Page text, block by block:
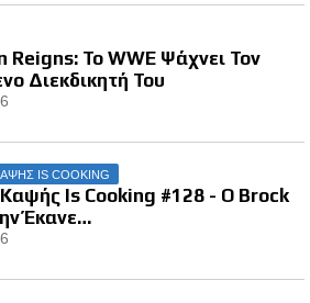
Reigns: Το WWE Ψάχνει Τον
Διεκδικητή Του
IS COOKING
Is Cooking #128 - Ο Brock
Έκανε…